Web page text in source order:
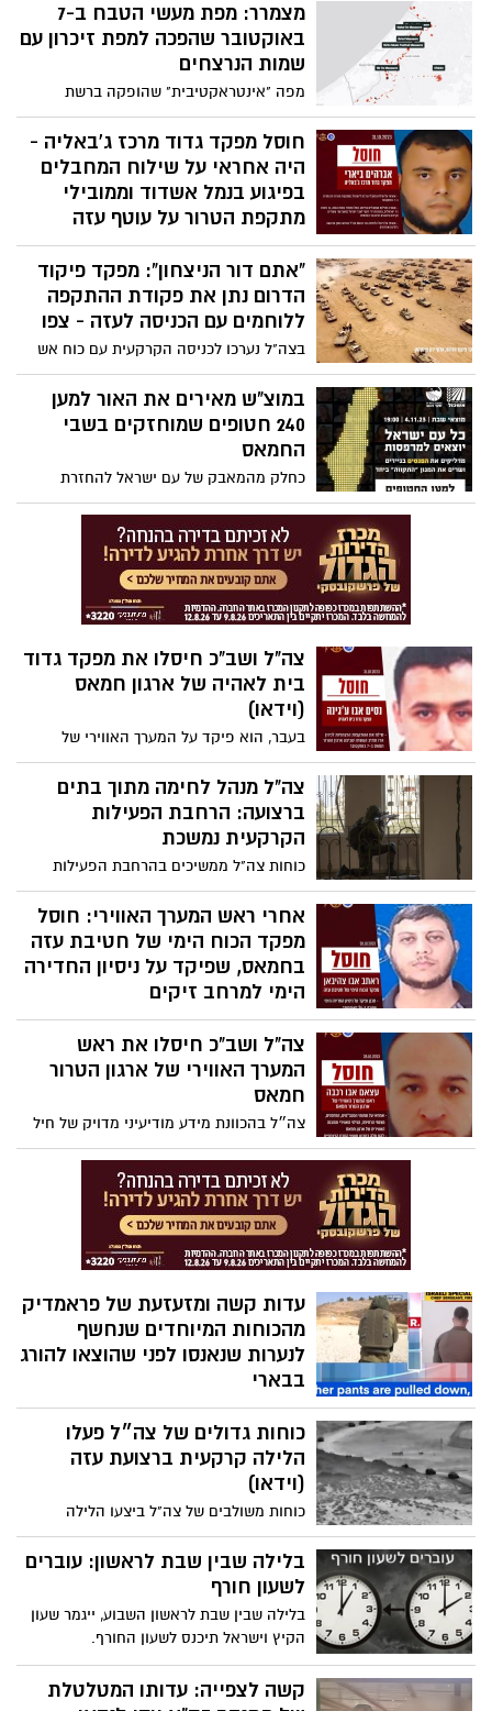
מצמרר: מפת מעשי הטבח ב-7
באוקטובר שהפכה למפת זיכרון עם
שמות הנרצחים
מפה "אינטראקטיבית" שהופקה ברשת
מאפשרת לנווט בין מוקדי הטבח וממחישה
בדרך מצמררת את הזוועות שהתרחשו, כאשר
מצוינים בה שמות הנרצחים והמיקומים שבהם
הם נטבחו על הידי המחבלים המרצחים יימח
שמם. לחלק מהשמות צורפו גם תמונות
הנרצחים
חוסל מפקד גדוד מרכז ג'באליה -
היה אחראי על שילוח המחבלים
בפיגוע בנמל אשדוד וממובילי
מתקפת הטרור על עוטף עזה
כמעט 20 שנה אחרי ישראל מחסלת את
המחבל ששילח את המפגעים לביצוע הפיגוע
בנמל אשדוד, בו נהרגו 13 בני אדם וכן היה
ממובילי מתקפת הטרור הרצחנית על עוטף
"אתם דור הניצחון": מפקד פיקוד
הדרום נתן את פקודת ההתקפה
ללוחמים עם הכניסה לעזה - צפו
בצה"ל נערכו לכניסה הקרקעית עם כוח אש
אדיר שיעבה את הכוחות שנלחמים כבר בתוך
רצועת עזה. רגע לפני כניסתם, מפקד הפיקוד
אלוף ירון פינקלמן, נתן את פקודת ההתקפה
ללוחמים בקשר: "כולם מביטים בנו כעת.
במוצ"ש מאירים את האור למען
240 חטופים שמוחזקים בשבי
החמאס
כחלק מהמאבק של עם ישראל להחזרת
החטופות והחטופים הביתה לקהילה שלהם
בשעה 19:00 בערב כל עם ישראל יצא
למרפסות לשיר את המנון "התקווה". מדליקים
פנסים ואורות, יחד נאיר את כל מדינת ישראל
שגם ברצועת עזה יראו את האור הגדול
צה"ל ושב"כ חיסלו את מפקד גדוד
בית לאהיה של ארגון חמאס
(וידאו)
בעבר, הוא פיקד על המערך האווירי של
חמאס, ולקח חלק בפיתוח יכולות הכטב״מים
ומצנחי הרחיפה של ארגון הטרור. לאורך ליל
אמש בפעילות הקרקעית ברצועת עזה חוסלו
מחבלים רבים של ארגון הטרור חמאס
והושמדו מאות מטרות צבאיות נוספות
צה"ל מנהל לחימה מתוך בתים
ברצועה: הרחבת הפעילות
הקרקעית נמשכת
כוחות צה"ל ממשיכים בהרחבת הפעילות
הקרקעית ברצועת עזה; במהלך הלילה חיסלו
הכוחות מחבלי חמאס והשמידו תשתיות טרור
ומתחמים צבאיים. צפו בתיעוד
אחרי ראש המערך האווירי: חוסל
מפקד הכוח הימי של חטיבת עזה
בחמאס, שפיקד על ניסיון החדירה
הימי למרחב זיקים
צה"ל ושב"כ חיסלו היום (שבת) את מפקד
הכוח הימי של חטיבת עזה בארגון הטרור
חמאס אשר פיקד על ניסיון החדירה הימי
למרחב זיקים לפני מספר ימים.
צה"ל ושב"כ חיסלו את ראש
המערך האווירי של ארגון הטרור
חמאס
צה״ל בהכוונת מידע מודיעיני מדויק של חיל
האוויר, אמ"ן ושב"כ, חיסלו הלילה את ראש
המערך האווירי של ארגון הטרור חמאס, עצאם
אבו רכבה באמצעות מטוסי קרב.
עדות קשה ומזעזעת של פראמדיק
מהכוחות המיוחדים שנחשף
לנערות שנאנסו לפני שהוצאו להורג
בבארי
עדות קשה מאוד לקריאה ושמיעה של איש
הכוחות המיוחדים שפעלו בעזה, פראמדיק,
שתיאר את מה שראה בעת שנכנס לבית
בקיבוץ בארי בזמן התופת, תוך שחיפש
כוחות גדולים של צה״ל פעלו
הלילה קרקעית ברצועת עזה
(וידאו)
כוחות משולבים של צה"ל ביצעו הלילה
פשיטה ממוקדת בצפון רצועת עזה. צפו
בתיעודים
בלילה שבין שבת לראשון: עוברים
לשעון חורף
בלילה שבין שבת לראשון השבוע, ייגמר שעון
הקיץ וישראל תיכנס לשעון החורף.
המשמעות: החזרת שעה אחורה
קשה לצפייה: עדותו המטלטלת